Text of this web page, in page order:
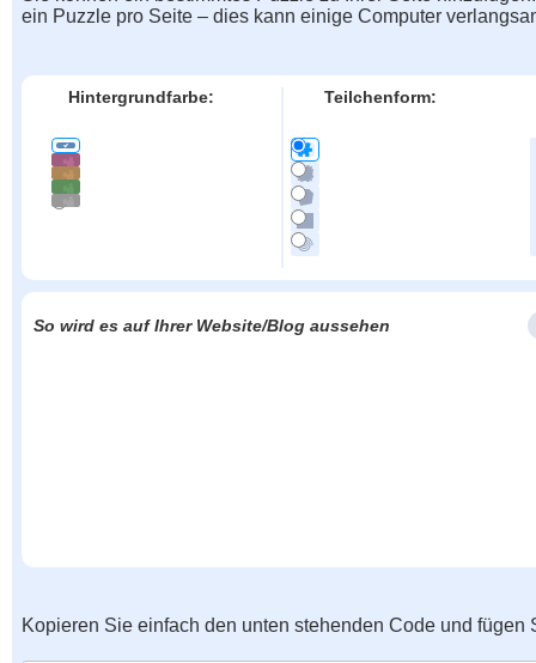
ein Puzzle pro Seite – dies kann einige Computer
Hintergrundfarbe: Teilchenform:
So wird es auf Ihrer Website/Blog aussehen
Kopieren Sie einfach den unten stehenden Code und fügen